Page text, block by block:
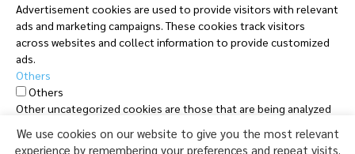
We use cookies on our website to give you the most relevant
experience by remembering your preferences and repeat visits.
Advertisement cookies are used to provide visitors with relevant
ads and marketing campaigns. These cookies track visitors
across websites and collect information to provide customized
ads.
Others
Others
Other uncategorized cookies are those that are being analyzed
SAVE & ACCEPT